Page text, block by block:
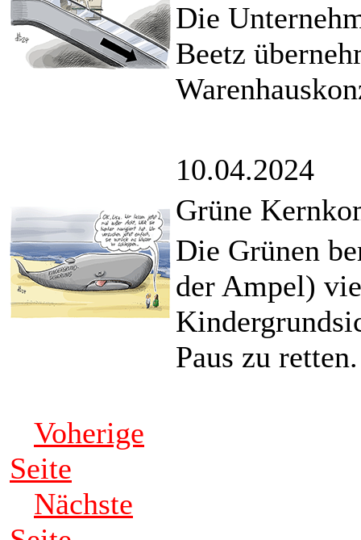
Die
Beetz
10.04.2024
Grüne
Die Grünen
der Ampel)
Paus zu retten.
Voherige
Seite
Nächste